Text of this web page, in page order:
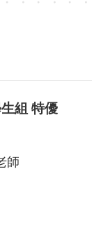
組 特優
師